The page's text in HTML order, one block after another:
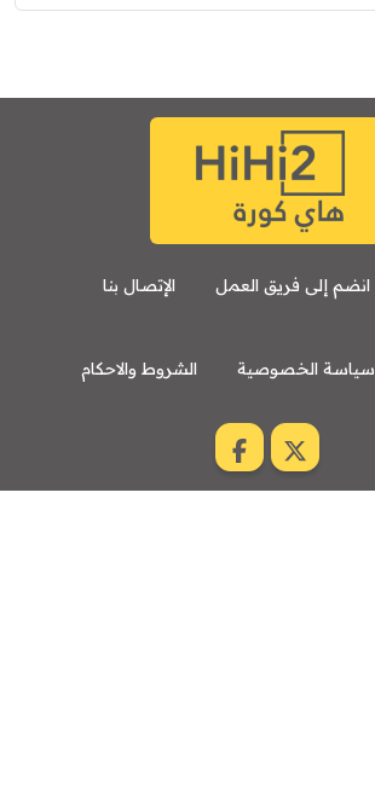
انضم إلى فريق العمل الإتصال بنا
سياسة الخصوصية الشروط والاحكام